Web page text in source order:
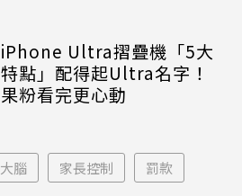
iPhone Ultra摺疊機「5大
特點」配得起Ultra名字！
果粉看完更心動
大腦 家長控制 罰款